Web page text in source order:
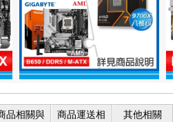
品相關與
商品運送相
其他相關